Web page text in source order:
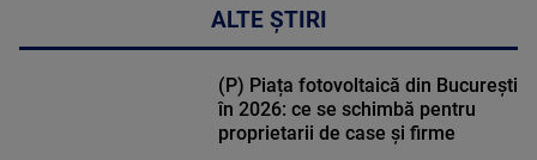
ALTE ȘTIRI
(P) Piața fotovoltaică din București
în 2026: ce se schimbă pentru
proprietarii de case și firme